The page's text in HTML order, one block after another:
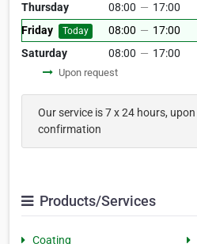
Thursday
08:00 — 17:00
Friday
Today 08:00 — 17:00
Saturday
08:00 — 17:00
Upon request
Our service is 7 x 24 hours,
confirmation
Products/Services
Coating